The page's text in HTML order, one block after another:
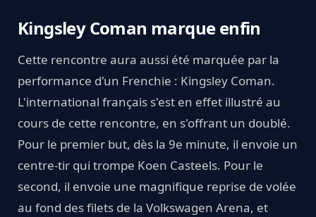
Kingsley Coman marque enfin
Cette rencontre aura aussi été marquée par la
performance d'un Frenchie : Kingsley Coman.
L'international français s'est en effet illustré au
cours de cette rencontre, en s'offrant un doublé.
Pour le premier but, dès la 9e minute, il envoie un
centre-tir qui trompe Koen Casteels. Pour le
second, il envoie une magnifique reprise de volée
au fond des filets de la Volkswagen Arena, et